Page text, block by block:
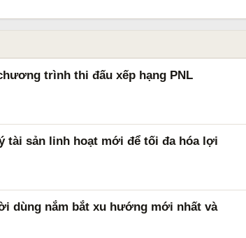
trình thi đấu xếp hạng PNL
tài sản linh hoạt mới để tối đa hóa lợi
dùng nắm bắt xu hướng mới nhất và